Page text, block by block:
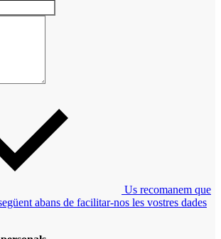
Us recomanem que
abans de facilitar-nos les vostres dades